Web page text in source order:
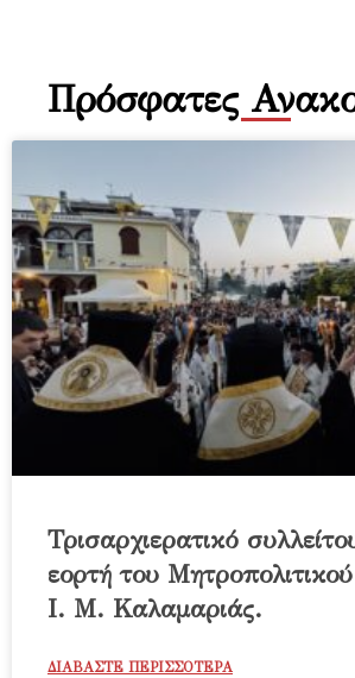
Πρόσφατες
Τρισαρχιερατικό
εορτή του
Ι. Μ. Καλαμαριάς.
ΔΙΑΒΑΣΤΕ ΠΕΡΙΣΣΟΤΕΡΑ